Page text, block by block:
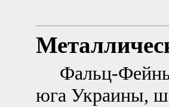
Фальц-
юга Украины,